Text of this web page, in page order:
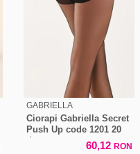
GABRIELLA
Ciorapi Gabriella Secret
Push Up code 1201 20
den
60,12 RON